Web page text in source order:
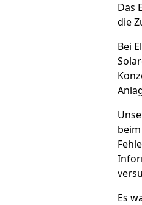
Das
die
Bei
Es